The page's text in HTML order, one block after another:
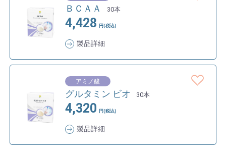
ＢＣＡＡ 30本
4,428 円(税込)
製品詳細
アミノ酸
グルタミン ビオ 30本
4,320 円(税込)
製品詳細